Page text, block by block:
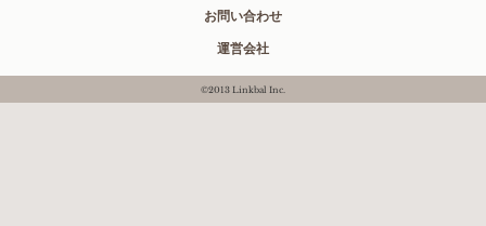
お問い合わせ
運営会社
©2013 Linkbal Inc.